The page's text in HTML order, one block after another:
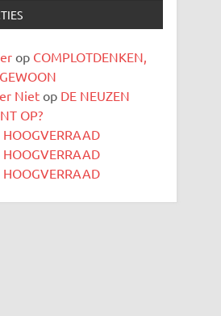
op COMPLOTDENKEN,
Niet op DE NEUZEN
OP?
HOOGVERRAAD
HOOGVERRAAD
HOOGVERRAAD